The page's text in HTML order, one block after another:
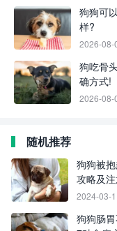
狗狗可
样?
2026-08-
狗吃骨
确方式!
2026-08-
随机推荐
狗狗被
攻略及
2024-03-
狗狗肠